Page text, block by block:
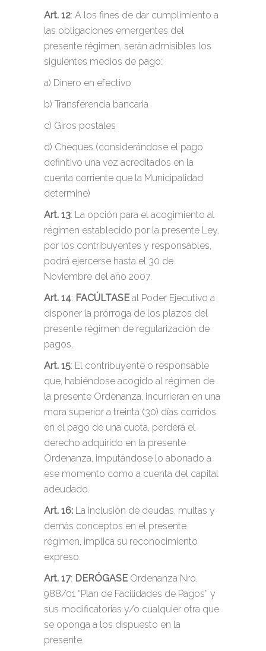
Art. 12: A los fines de dar cumplimiento a
las obligaciones emergentes del
presente régimen, serán admisibles los
siguientes medios de pago:
a) Dinero en efectivo
b) Transferencia bancaria
c) Giros postales
d) Cheques (considerándose el pago
definitivo una vez acreditados en la
cuenta corriente que la Municipalidad
determine)
Art. 13: La opción para el acogimiento al
régimen establecido por la presente Ley,
por los contribuyentes y responsables,
podrá ejercerse hasta el 30 de
Noviembre del año 2007.
Art. 14: FACÚLTASE al Poder Ejecutivo a
disponer la prórroga de los plazos del
presente régimen de regularización de
pagos.
Art. 15: El contribuyente o responsable
que, habiéndose acogido al régimen de
la presente Ordenanza, incurrieran en una
mora superior a treinta (30) días corridos
en el pago de una cuota, perderá el
derecho adquirido en la presente
Ordenanza, imputándose lo abonado a
ese momento como a cuenta del capital
adeudado.
Art. 16: La inclusión de deudas, multas y
demás conceptos en el presente
régimen, implica su reconocimiento
expreso.
Art. 17: DERÓGASE Ordenanza Nro.
988/01 “Plan de Facilidades de Pagos” y
sus modificatorias y/o cualquier otra que
se oponga a los dispuesto en la
presente.